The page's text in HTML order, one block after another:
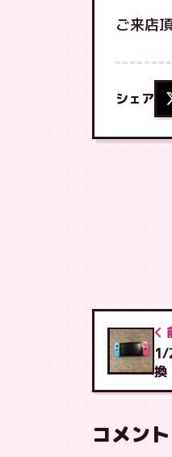
ご来店
シェア
換
み
コメン